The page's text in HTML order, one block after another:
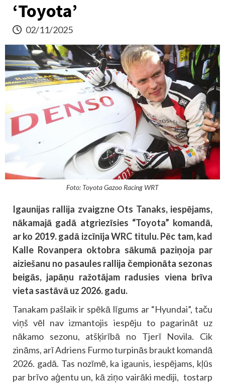
‘Toyota’
02/11/2025
Foto: Toyota Gazoo Racing WRT
Igaunijas rallija zvaigzne Ots Tanaks, iespējams,
nākamajā gadā atgriezīsies “Toyota” komandā,
ar ko 2019. gadā izcīnīja WRC titulu. Pēc tam, kad
Kalle Rovanpera oktobra sākumā paziņoja par
aiziešanu no pasaules rallija čempionāta sezonas
beigās, japāņu ražotājam radusies viena brīva
vieta sastāvā uz 2026. gadu.
Tanakam pašlaik ir spēkā līgums ar “Hyundai”, taču
viņš vēl nav izmantojis iespēju to pagarināt uz
nākamo sezonu, atšķirībā no Tjerī Novila. Cik
zināms, arī Adriens Furmo turpinās braukt komandā
2026. gadā. Tas nozīmē, ka igaunis, iespējams, kļūs
par brīvo aģentu un, kā ziņo vairāki mediji, tostarp